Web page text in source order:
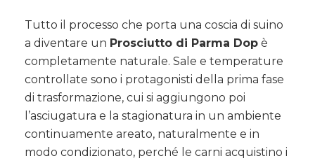
Tutto il processo che porta una coscia di suino
a diventare un Prosciutto di Parma Dop è
completamente naturale. Sale e temperature
controllate sono i protagonisti della prima fase
di trasformazione, cui si aggiungono poi
l’asciugatura e la stagionatura in un ambiente
continuamente areato, naturalmente e in
modo condizionato, perché le carni acquistino i